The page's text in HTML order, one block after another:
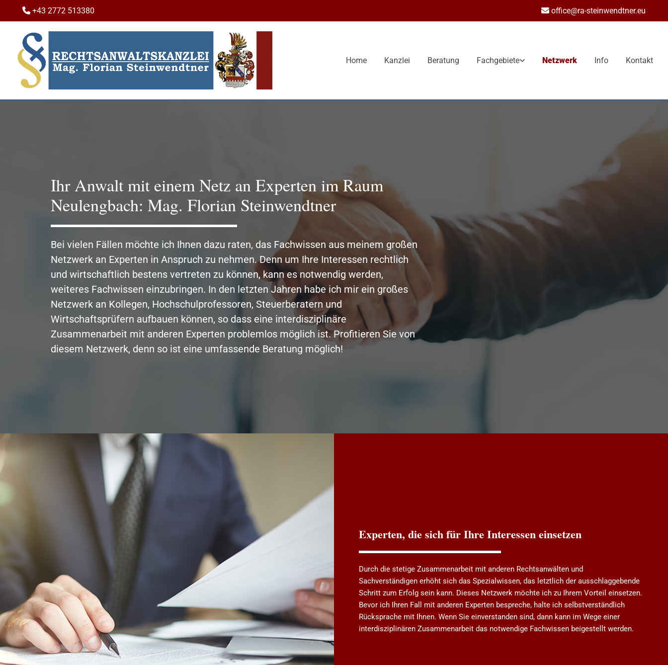
 +43 2772 513380  office@ra-steinwendtner.eu
Home Kanzlei Beratung Fachgebiete Netzwerk Info Kontakt
Ihr Anwalt mit einem Netz an Experten im Raum
Neulengbach: Mag. Florian Steinwendtner
Bei vielen Fällen möchte ich Ihnen dazu raten, das Fachwissen aus meinem großen
Netzwerk an Experten in Anspruch zu nehmen. Denn um Ihre Interessen rechtlich
und wirtschaftlich bestens vertreten zu können, kann es notwendig werden,
weiteres Fachwissen einzubringen. In den letzten Jahren habe ich mir ein großes
Netzwerk an Kollegen, Hochschulprofessoren, Steuerberatern und
Wirtschaftsprüfern aufbauen können, so dass eine interdisziplinäre
Zusammenarbeit mit anderen Experten problemlos möglich ist. Profitieren Sie von
diesem Netzwerk, denn so ist eine umfassende Beratung möglich!
Experten, die sich für Ihre Interessen einsetzen
Durch die stetige Zusammenarbeit mit anderen Rechtsanwälten und
Sachverständigen erhöht sich das Spezialwissen, das letztlich der ausschlaggebende
Schritt zum Erfolg sein kann. Dieses Netzwerk möchte ich zu Ihrem Vorteil einsetzen.
Bevor ich Ihren Fall mit anderen Experten bespreche, halte ich selbstverständlich
Rücksprache mit Ihnen. Wenn Sie einverstanden sind, dann kann im Wege einer
interdisziplinären Zusammenarbeit das notwendige Fachwissen beigestellt werden.